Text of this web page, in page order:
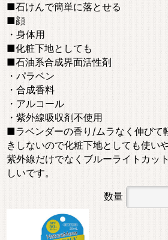
■石けんで簡単に落とせる
■顔
・身体用
■化粧下地としても
■石油系合成界面活性剤
・パラベン
・合成香料
・アルコール
・紫外線吸収剤不使用
■ラベンダーの香り/ムラなく伸びて
きしないので化粧下地としても使い
紫外線だけでなくブルーライトカッ
しいです。
数量